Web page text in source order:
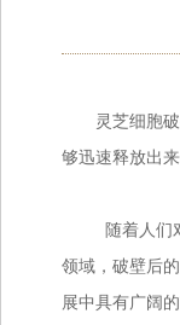
灵芝细胞破
够迅速释放出
随着人们对
领域，破壁后
展中具有广阔